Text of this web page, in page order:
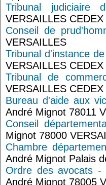
Tribunal judiciaire
VERSAILLES CEDEX
Conseil de
VERSAILLES
Tribunal d'instance
VERSAILLES CEDEX
Tribunal de
VERSAILLES CEDEX
Bureau d'aide aux
André Mignot 78011
Conseil
Mignot 78000
Chambre
André Mignot Palais
Ordre des avocats -
André Mignot 78005